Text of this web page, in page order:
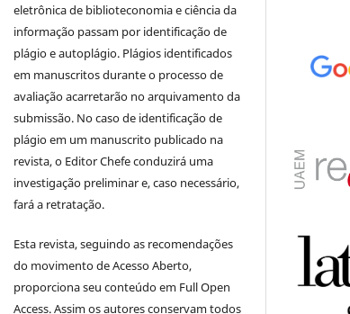
eletrônica de biblioteconomia e ciência da
informação passam por identificação de
plágio e autoplágio. Plágios identificados
em manuscritos durante o processo de
avaliação acarretarão no arquivamento da
submissão. No caso de identificação de
plágio em um manuscrito publicado na
revista, o Editor Chefe conduzirá uma
investigação preliminar e, caso necessário,
fará a retratação.
Esta revista, seguindo as recomendações
do movimento de Acesso Aberto,
proporciona seu conteúdo em Full Open
Access. Assim os autores conservam todos